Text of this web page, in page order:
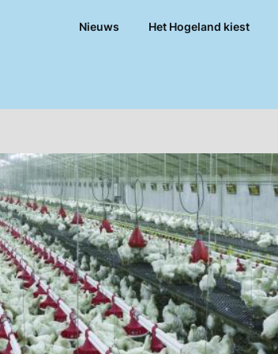
Nieuws Het Hogeland kiest